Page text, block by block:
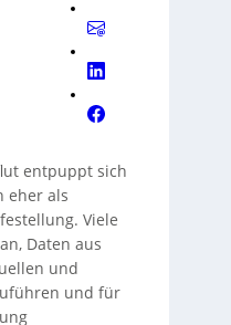
entpuppt sich
eher als
Viele
Daten aus
und
und für